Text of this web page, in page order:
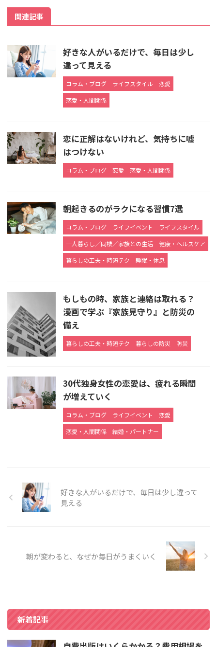
関連記事
好きな人がいるだけで、毎日は少し
違って見える
コラム・ブログ ライフスタイル
恋愛
恋愛・人間関係
恋に正解はないけれど、気持ちに嘘
はつけない
コラム・ブログ 恋愛 恋愛・人間関係
朝起きるのがラクになる習慣7選
コラム・ブログ ライフイベント
ライフスタイル
一人暮らし／同棲／家族との生活
健康・ヘルスケア
暮らしの工夫・時短テク
睡眠・休息
もしもの時、家族と連絡は取れる？
漫画で学ぶ『家族見守り』と防災の
備え
暮らしの工夫・時短テク 暮らしの防災 防災
30代独身女性の恋愛は、疲れる瞬間
が増えていく
コラム・ブログ ライフイベント
恋愛
恋愛・人間関係
結婚・パートナー
好きな人がいるだけで、毎日は少し違って
見える
朝が変わると、なぜか毎日がうまくいく
新着記事